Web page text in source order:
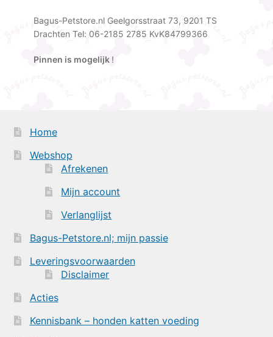
Bagus-Petstore.nl Geelgorsstraat 73, 9201 TS
Drachten Tel: 06-2185 2785 KvK84799366
Pinnen is mogelijk !
Home
Webshop
Afrekenen
Mijn account
Verlanglijst
Bagus-Petstore.nl; mijn passie
Leveringsvoorwaarden
Disclaimer
Acties
Kennisbank – honden katten voeding